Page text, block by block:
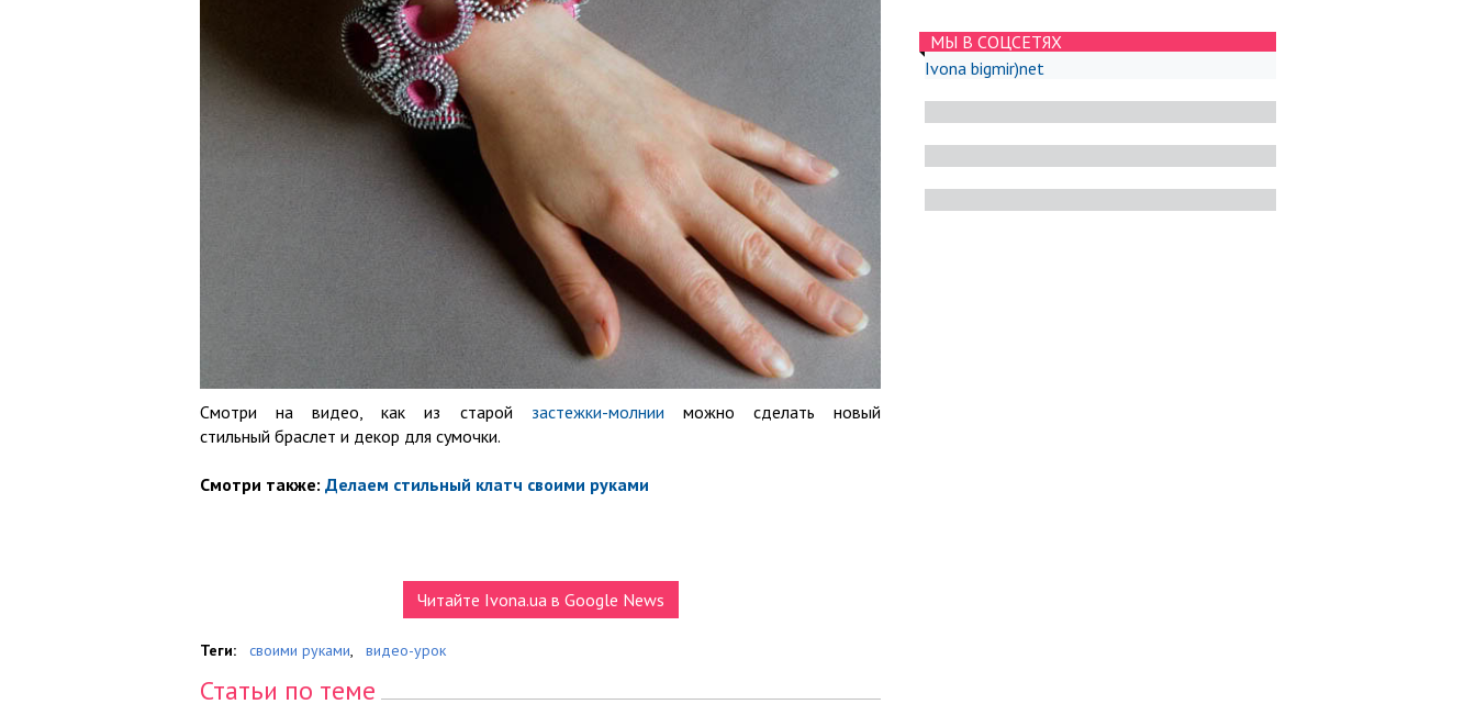
Смотри на видео, как из старой застежки-молнии можно сделать новый
стильный браслет и декор для сумочки.
Смотри также: Делаем стильный клатч своими руками
Читайте Ivona.ua в Google News
Теги: своими руками, видео-урок
Статьи по теме
МЫ В СОЦСЕТЯХ
Ivona bigmir)net